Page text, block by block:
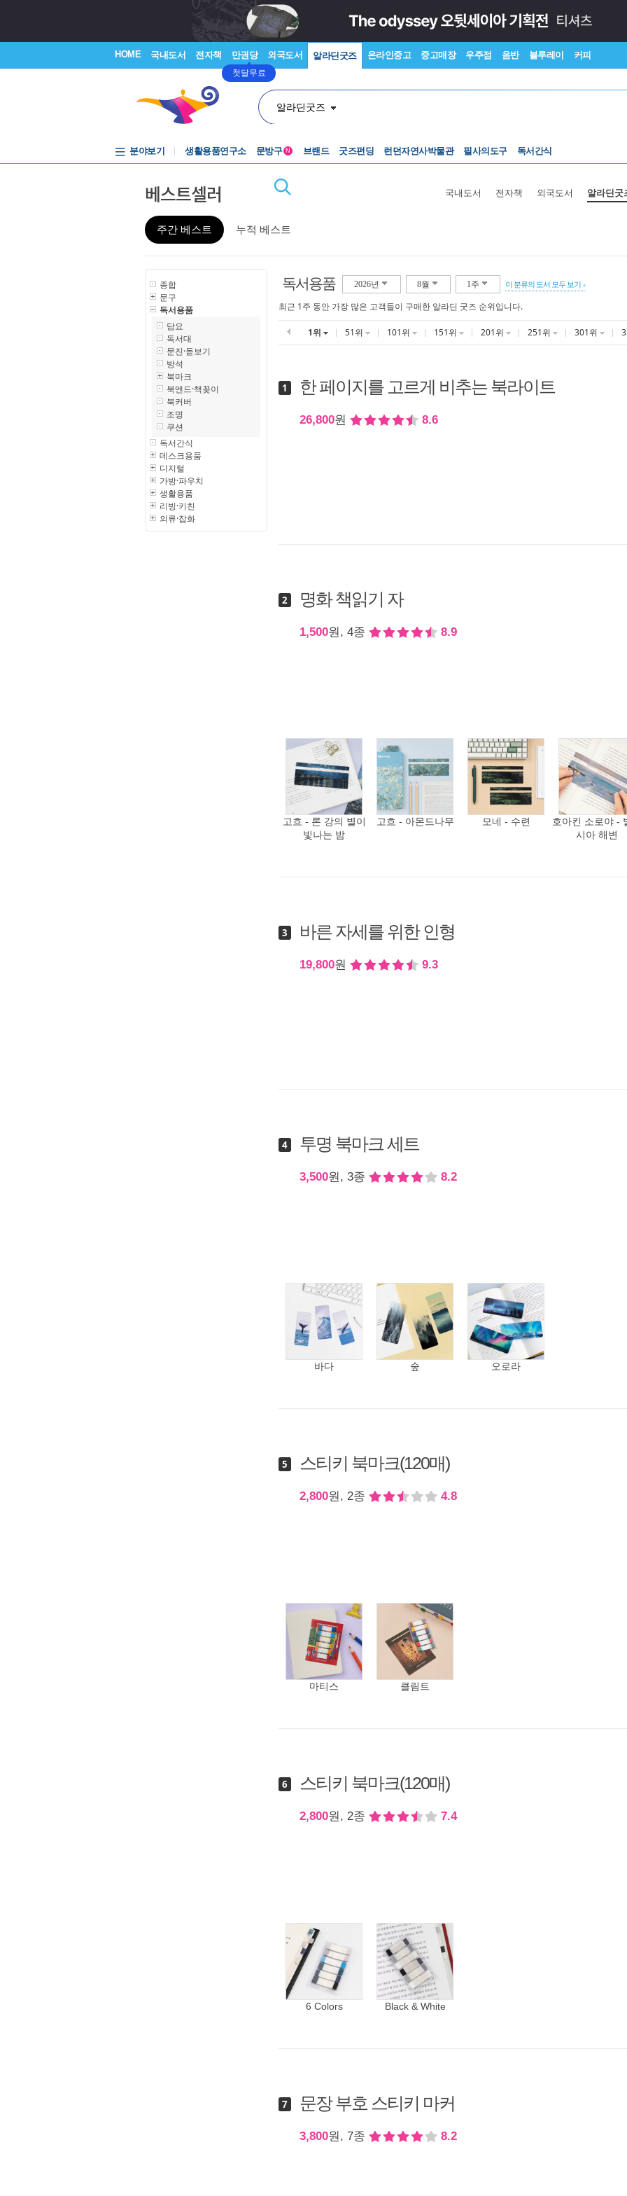
HOME 국내도서 전자책 만권당
첫달무료
외국도서 알라딘굿즈 온라인중고 중고매장 우주점 음반 블루레이 커피
알라딘굿즈
분야보기 생활용품연구소 문방구 N 브랜드 굿즈펀딩 런던자연사박물관 필사의도구 독서간식
베스트셀러 국내도서 전자책 외국도서 알라딘굿
주간 베스트 누적 베스트
종합
문구
독서용품
담요
독서대
문진·돋보기
방석
북마크
북엔드·책꽂이
북커버
조명
쿠션
독서간식
데스크용품
디지털
가방·파우치
생활용품
리빙·키친
의류·잡화
독서용품 2026년 8월 1주 이 분류의 도서 모두 보기
최근 1주 동안 가장 많은 고객들이 구매한 알라딘 굿즈 순위입니다.
1위 51위 101위 151위 201위 251위 301위
1 한 페이지를 고르게 비추는 북라이트
26,800원 8.6
2 명화 책읽기 자
1,500원, 4종 8.9
고흐 - 론 강의 별이
빛나는 밤
고흐 - 아몬드나무 모네 - 수련
호아킨 소로야 -
시아 해변
3 바른 자세를 위한 인형
19,800원 9.3
4 투명 북마크 세트
3,500원, 3종 8.2
바다 숲 오로라
5 스티키 북마크(120매)
2,800원, 2종 4.8
마티스 클림트
6 스티키 북마크(120매)
2,800원, 2종 7.4
6 Colors Black & White
7 문장 부호 스티키 마커
3,800원, 7종 8.2